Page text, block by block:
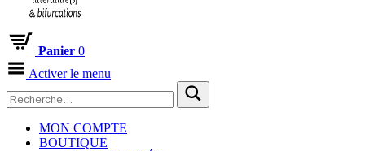
Panier 0
Activer le menu
MON COMPTE
BOUTIQUE